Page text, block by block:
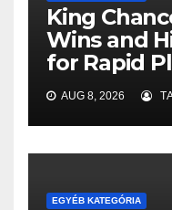
King
Wins and
for Rapid
AUG 8, 2026
EGYÉB KATEGÓRIA